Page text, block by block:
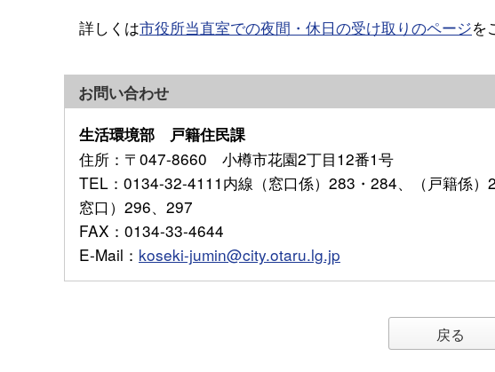
詳しくは市役所当直室での夜間・休日の受け取りのページを
お問い合わせ
生活環境部 戸籍住民課
住所 ：〒047-8660 小樽市花園2丁目12番1号
TEL ：0134-32-4111内線（窓口係）283・284、（戸籍係
窓口）296、297
FAX ：0134-33-4644
E-Mail ： koseki-jumin@city.otaru.lg.jp
戻る